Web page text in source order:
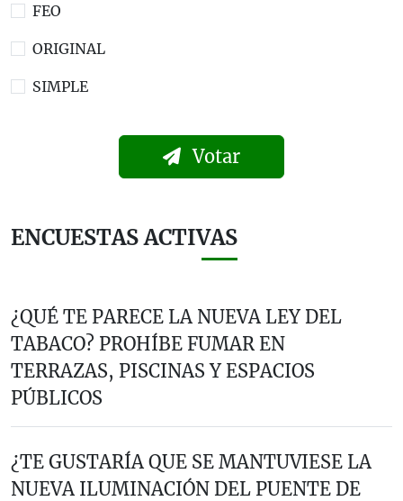
FEO
ORIGINAL
SIMPLE
Votar
ENCUESTAS ACTIVAS
¿QUÉ TE PARECE LA NUEVA LEY DEL
TABACO? PROHÍBE FUMAR EN
TERRAZAS, PISCINAS Y ESPACIOS
PÚBLICOS
¿TE GUSTARÍA QUE SE MANTUVIESE LA
NUEVA ILUMINACIÓN DEL PUENTE DE